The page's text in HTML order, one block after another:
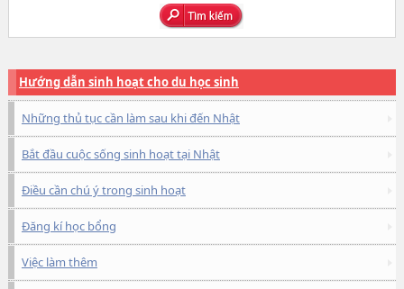
Hướng dẫn sinh hoạt cho du học sinh
Những thủ tục cần làm sau khi đến Nhật
Bắt đầu cuộc sống sinh hoạt tại Nhật
Điều cần chú ý trong sinh hoạt
Đăng kí học bổng
Việc làm thêm